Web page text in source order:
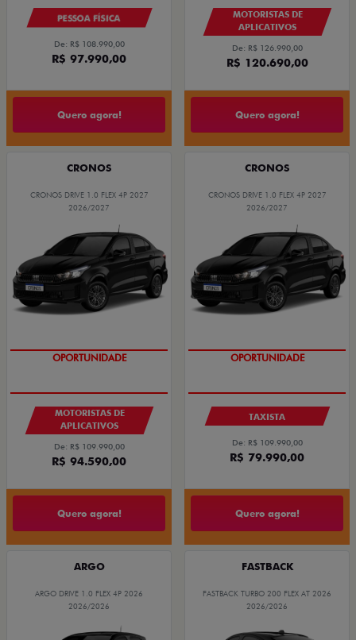
PESSOA FÍSICA
De: R$ 108.990,00
R$ 97.990,00
Quero agora!
MOTORISTAS DE
APLICATIVOS
De: R$ 126.990,00
R$ 120.690,00
Quero agora!
CRONOS
CRONOS DRIVE 1.0 FLEX 4P 2027
2026/2027
OPORTUNIDADE
MOTORISTAS DE
APLICATIVOS
De: R$ 109.990,00
R$ 94.590,00
Quero agora!
CRONOS
CRONOS DRIVE 1.0 FLEX 4P 2027
2026/2027
OPORTUNIDADE
TAXISTA
De: R$ 109.990,00
R$ 79.990,00
Quero agora!
ARGO
ARGO DRIVE 1.0 FLEX 4P 2026
2026/2026
FASTBACK
FASTBACK TURBO 200 FLEX AT 2026
2026/2026